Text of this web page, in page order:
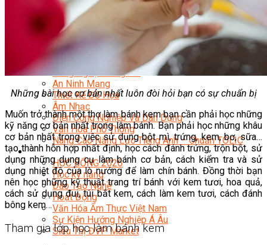
Quản Lý Kinh Doanh Nhà Hàng Và Dịch Vụ Ăn Uống
Hướng Dẫn Du Lịch
Quản Trị Lữ Hành
Marketing
Tạo Mẫu Và Chăm Sóc Sắc Đẹp
Truyền Thông Đa Phương Tiện
Công Nghệ Thông Tin
An Ninh Mạng
Thiết Kế Đồ Họa
Âm Nhạc
Điện Công Nghiệp Và Dân Dụng
Văn Hóa Phổ Thông
Nâng Cao Năng Lực Tiếng Anh – Chuẩn TOEIC
Tin Tức
HỌC BỔNG 2026
Học kỹ năng
Đào Tạo Nghề
Hoạt Động
Văn Hóa Ẩm Thực Việt Nam
Sự Kiện Hướng Nghiệp Á Âu
Siêu Thị ĐVP Market
Những bài học cơ bản nhất luôn đòi hỏi bạn có sự chuẩn bị
Muốn trở thành một thợ làm bánh kem bạn cần phải học những
kỹ năng cơ bản nhất trong làm bánh. Bạn phải học những khâu
cơ bản nhất trong việc sử dụng bột mì, trứng, kem, bơ, sữa…
tạo thành hỗn hợp nhất định, học cách đánh trứng, trộn bột, sử
dụng những dụng cụ làm bánh cơ bản, cách kiểm tra và sử
dụng nhiệt độ của lò nướng để làm chín bánh. Đồng thời bạn
nên học những kỹ thuật trang trí bánh với kem tươi, hoa quả,
cách sử dụng đui, túi bắt kem, cách làm kem tươi, cách đánh
bông kem…
Tham gia lớp học làm bánh kem